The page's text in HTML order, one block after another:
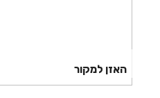
האזן למקור